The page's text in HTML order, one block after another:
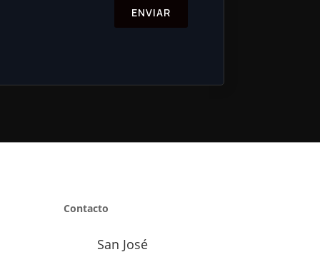
ENVIAR
Contacto
San José